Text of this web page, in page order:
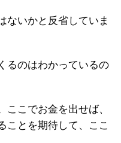
ないかと反省していま
るのはわかっているの
こでお金を出せば、
ことを期待して、ここ